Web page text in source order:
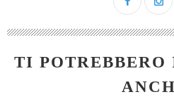
TI POTREBBERO